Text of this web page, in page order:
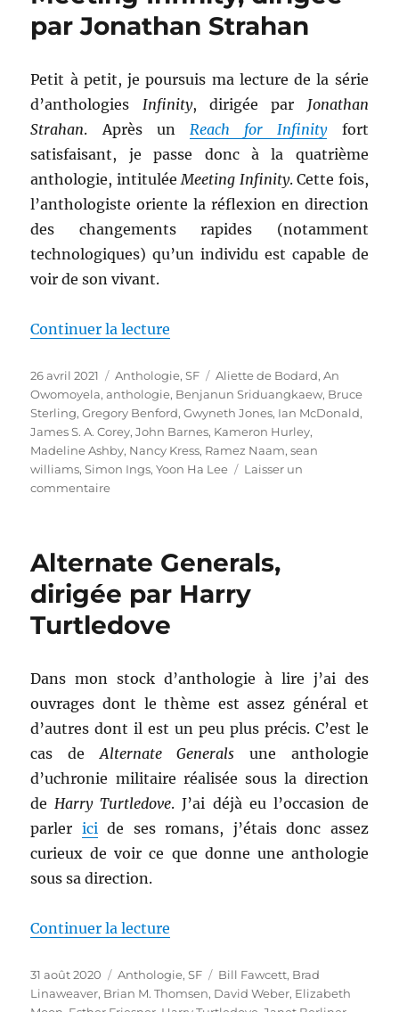
par
Jonathan
par Jonathan Strahan
Petit à petit, je poursuis ma lecture de la série
d’anthologies Infinity, dirigée par Jonathan
Strahan. Après un Reach for Infinityfort
satisfaisant, je passe donc à la quatrième
anthologie, intituléeMeeting Infinity. Cette fois,
l’anthologiste oriente la réflexion en direction
des changements rapides (notamment
technologiques) qu’un individu est capable de
voir de son vivant.
Continuer la lecture
Publié
le
26 avril 2021 Catégories
Anthologie,SF Étiquettes
Aliette de Bodard,An
Owomoyela,anthologie, Benjanun Sriduangkaew, Bruce
Sterling,Gregory Benford,Gwyneth Jones, Ian McDonald,
James S. A. Corey,John Barnes, Kameron Hurley,
Madeline Ashby, Nancy Kress, Ramez Naam,sean
williams,Simon Ings,Yoon Ha Lee
Laisser un
commentairesur
par
Strahan
Alternate Generals,
dirigée par Harry
Turtledove
Dans mon stock d’anthologie à lire j’ai des
ouvrages dont le thème est assez général et
d’autres dont il est un peu plus précis. C’est le
cas deAlternate Generals une anthologie
d’uchronie militaire réalisée sous la direction
deHarry Turtledove. J’ai déjà eu l’occasion de
parler icide ses romans, j’étais donc assez
curieux de voir ce que donne une anthologie
sous sa direction.
Continuer la lecture
Publié
le
31 août 2020 Catégories
Anthologie,SF Étiquettes
Bill Fawcett, Brad
Linaweaver, Brian M. Thomsen, David Weber, Elizabeth